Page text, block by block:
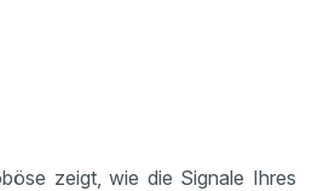
zeigt, wie die Signale Ihres